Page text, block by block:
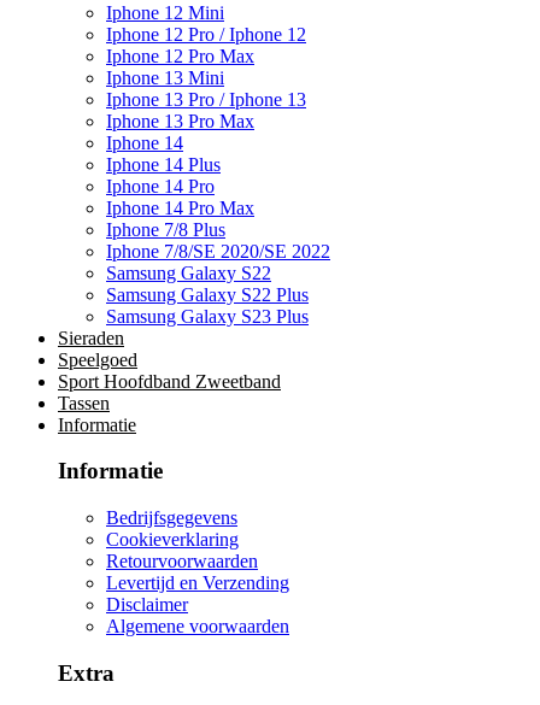
Iphone 12 Mini
Iphone 12 Pro / Iphone 12
Iphone 12 Pro Max
Iphone 13 Mini
Iphone 13 Pro / Iphone 13
Iphone 13 Pro Max
Iphone 14
Iphone 14 Plus
Iphone 14 Pro
Iphone 14 Pro Max
Iphone 7/8 Plus
Iphone 7/8/SE 2020/SE 2022
Samsung Galaxy S22
Samsung Galaxy S22 Plus
Samsung Galaxy S23 Plus
Sieraden
Speelgoed
Sport Hoofdband Zweetband
Tassen
Informatie
Informatie
Bedrijfsgegevens
Cookieverklaring
Retourvoorwaarden
Levertijd en Verzending
Disclaimer
Algemene voorwaarden
Extra